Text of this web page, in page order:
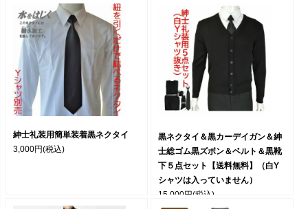
紳士礼装用簡単装着黒ネクタイ
3,000円(税込)
黒ネクタイ＆黒カーデイガン＆紳
士総ゴム黒ズボン＆ベルト＆黒靴
下５点セット【送料無料】（白Y
シャツは入っていません）
15,000円(税込)